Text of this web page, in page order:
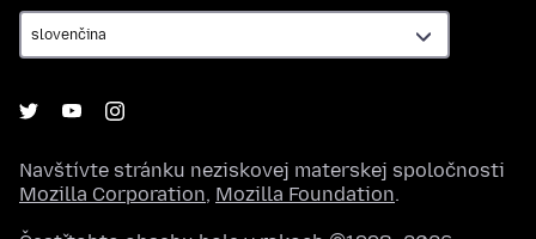
Navštívte stránku neziskovej materskej spoločnosti
Mozilla Corporation, Mozilla Foundation.